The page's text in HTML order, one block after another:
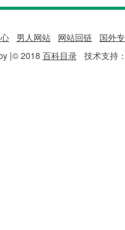
男人网站 网站回链
国外
|© 2018 百科目录技术支持